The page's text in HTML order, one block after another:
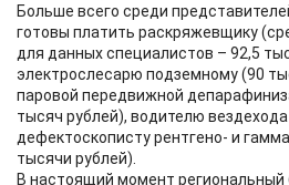
Больше всего среди
готовы платить раскряжевщику
для данных специалистов – 92,5
электрослесарю подземному (90
паровой передвижной
тысяч рублей), водителю
дефектоскописту рентгено- и
тысячи рублей).
В настоящий момент